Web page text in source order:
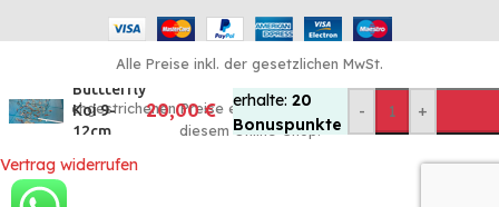
Buttterfly
Koi 9-
12cm
20,00€
Bonuspunkte:
Artikel und
erhalte: 20
Bonuspunkte
- +
Alle Preise inkl. der gesetzlichen MwSt.
Die durchgestrichenen Preise entsprechen dem bisherigen Preis in
diesem Online-Shop.
Vertrag widerrufen